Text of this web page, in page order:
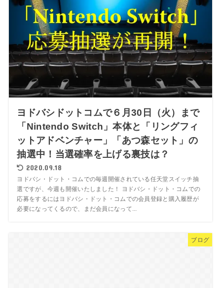
ヨドバシドットコムで６月30日（火）まで
「Nintendo Switch」本体と「リングフィ
ットアドベンチャー」「あつ森セット」の
抽選中！当選確率を上げる裏技は？
2020.09.18
ヨドバシ・ドット・コムでの毎週開催されている任天堂スイッチ抽
選ですが、今週も開催いたしました！ ヨドバシ・ドット・コムでの
応募をするにはヨドバシ・ドット・コムでの会員登録と購入履歴が
必要になってくるので、まだ会員になって...
ブログ